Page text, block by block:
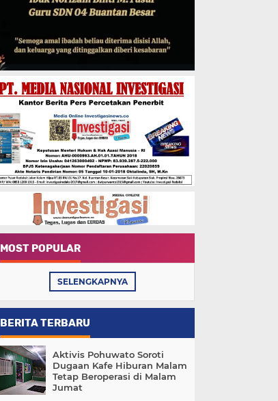
MOST POPULAR
SELENGKAPNYA
BERITA TERBARU
Aktivis Pohuwato Soroti
Dugaan Kafe Hiburan Malam
Tetap Beroperasi di Malam
Jumat